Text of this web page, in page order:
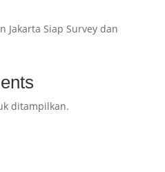
Jakarta Siap Survey dan
ditampilkan.